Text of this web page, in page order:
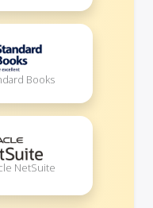
Books
NetSuite